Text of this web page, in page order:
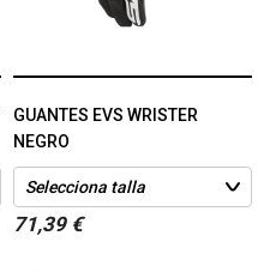
GUANTES EVS WRISTER
NEGRO
71,39 €